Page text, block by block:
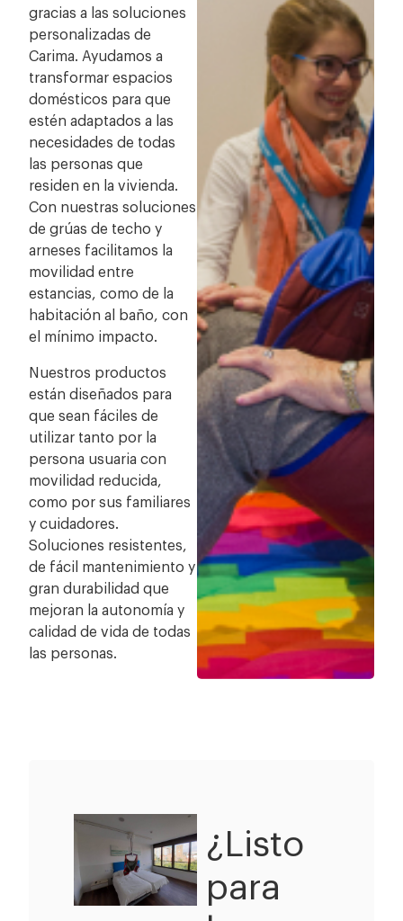
gracias a las soluciones
personalizadas de
Carima. Ayudamos a
transformar espacios
domésticos para que
estén adaptados a las
necesidades de todas
las personas que
residen en la vivienda.
Con nuestras soluciones
degrúas de techoy
arneses facilitamos la
movilidad entre
estancias, como de la
habitación al baño, con
el mínimo impacto.
Nuestros productos
están diseñados para
que sean fáciles de
utilizar tanto por la
persona usuaria con
movilidad reducida,
como por sus familiares
y cuidadores.
Soluciones resistentes,
de fácil mantenimiento y
gran durabilidad que
mejoran la autonomía y
calidad de vida de todas
las personas.
¿Listo
para